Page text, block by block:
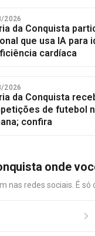
2026
da Conquista
que usa IA para
cardíaca
2026
da Conquista
de futebol
confira
onde
nas redes sociais. É só